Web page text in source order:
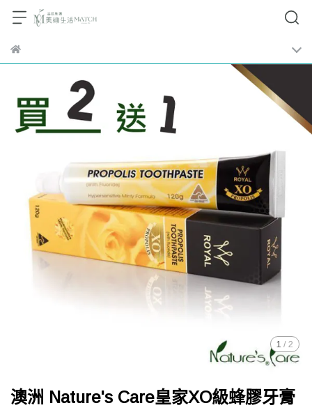
1 / 2
澳洲 Nature's Care皇家XO級蜂膠牙膏